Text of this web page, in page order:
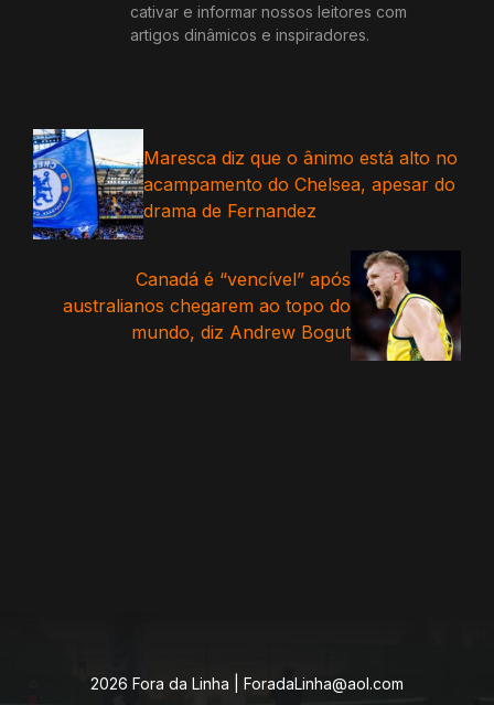
cativar e informar nossos leitores com
artigos dinâmicos e inspiradores.
Maresca diz que o ânimo está alto no
acampamento do Chelsea, apesar do
drama de Fernandez
Canadá é “vencível” após
australianos chegarem ao topo do
mundo, diz Andrew Bogut
2026 Fora da Linha | ForadaLinha@aol.com